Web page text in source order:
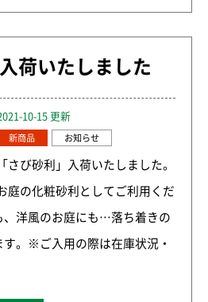
荷いたしました
10-15 更新
新商品 お知らせ
「さび砂利」入荷いたしました。
庭の化粧砂利としてご利用くだ
、洋風のお庭にも…落ち着きの
。※ご入用の際は在庫状況・